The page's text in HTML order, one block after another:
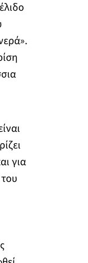
για